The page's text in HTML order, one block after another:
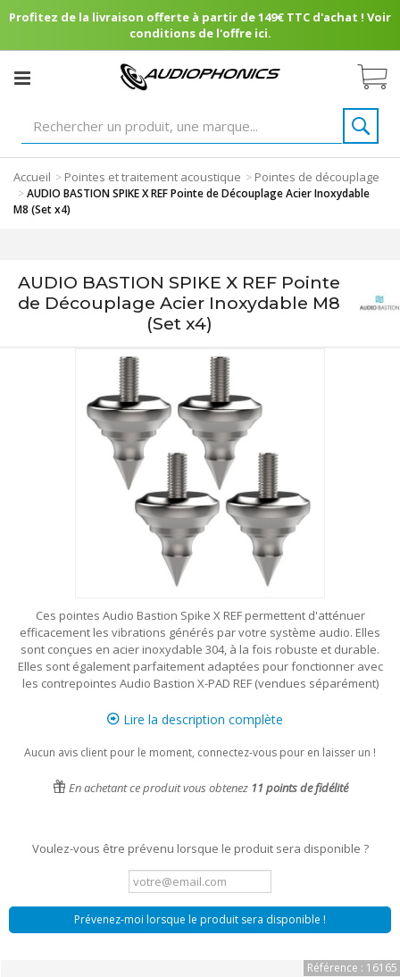
Profitez de la livraison offerte à partir de 149€ TTC d'achat ! Voir
conditions de l'offre ici.
Accueil > Pointes et traitement acoustique > Pointes de découplage
>AUDIO BASTION SPIKE X REF Pointe de Découplage Acier Inoxydable
M8 (Set x4)
AUDIO BASTION SPIKE X REF Pointe
de Découplage Acier Inoxydable M8
(Set x4)
Ces pointes Audio Bastion Spike X REF permettent d'atténuer
efficacement les vibrations générés par votre système audio. Elles
sont conçues en acier inoxydable 304, à la fois robuste et durable.
Elles sont également parfaitement adaptées pour fonctionner avec
les contrepointes Audio Bastion X-PAD REF (vendues séparément)
Lire la description complète
Aucun avis client pour le moment, connectez-vous pour en laisser un !
En achetant ce produit vous obtenez 11 points de fidélité
Voulez-vous être prévenu lorsque le produit sera disponible ?
Prévenez-moi lorsque le produit sera disponible !
Référence : 16165